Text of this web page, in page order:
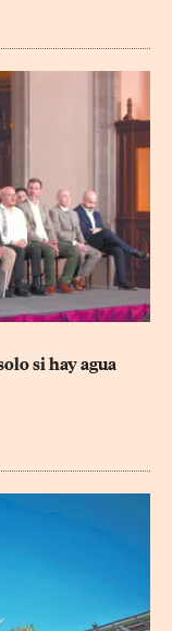
si hay agua